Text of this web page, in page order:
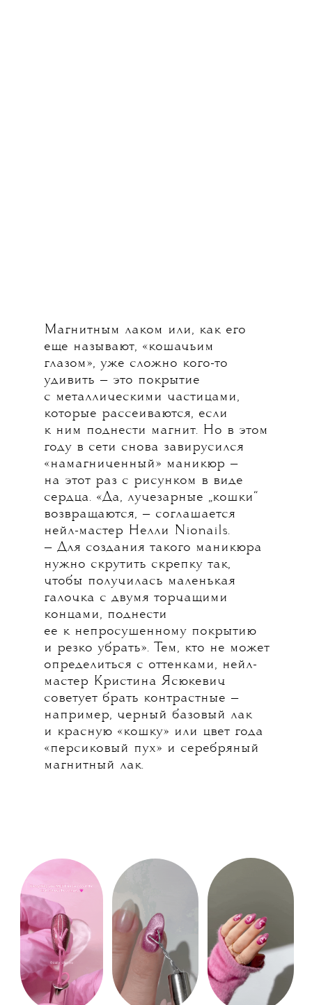
Магнитным лаком или, как его
еще называют, «кошачьим
глазом», уже сложно кого-то
удивить — это покрытие
с металлическими частицами,
которые рассеиваются, если
к ним поднести магнит. Но в этом
году в сети снова завирусился
«намагниченный» маникюр —
на этот раз с рисунком в виде
сердца. «Да, лучезарные „кошки“
возвращаются, — соглашается
нейл-мастер Нелли Nionails.
— Для создания такого маникюра
нужно скрутить скрепку так,
чтобы получилась маленькая
галочка с двумя торчащими
концами, поднести
ее к непросушенному покрытию
и резко убрать». Тем, кто не может
определиться с оттенками, нейл-
мастер Кристина Ясюкевич
советует брать контрастные —
например, черный базовый лак
и красную «кошку» или цвет года
«персиковый пух» и серебряный
магнитный лак.